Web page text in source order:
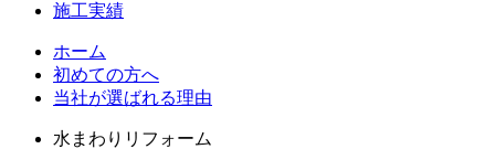
施工実績
ホーム
初めての方へ
当社が選ばれる理由
水まわりリフォーム